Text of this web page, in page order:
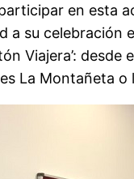
en esta
a su celebración
Viajera’:
La Montañeta